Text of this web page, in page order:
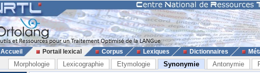
Accueil Portail lexical Corpus Lexiques Dictionnaires
Morphologie Lexicographie Etymologie Synonymie Antonymie